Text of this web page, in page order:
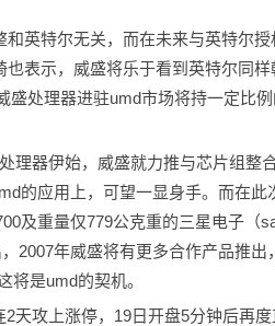
和英特尔无关，而在未来与英特尔
表示，威盛将乐于看到英特尔同
盛处理器进驻umd市场将持一定比
理器伊始，威盛就力推与芯片组整
的应用上，可望一显身手。而在
及重量仅779公克重的三星电子（
2007年威盛将有更多合作产品推出
将是umd的契机。
天攻上涨停，19日开盘5分钟后再